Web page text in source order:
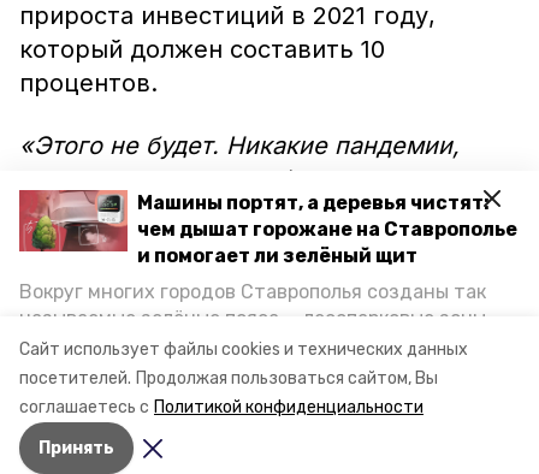
Сайт использует файлы cookies и технических данных
посетителей. Продолжая пользоваться сайтом, Вы
соглашаетесь с Политикой конфиденциальности
Принять
Машины портят, а деревья чистят:
чем дышат горожане на Ставрополье
и помогает ли зелёный щит
Вокруг многих городов Ставрополья созданы так
называемые зелёные пояса — лесопарковые зоны,
снижающие негативное воздействие выхлопных
газов на атмосферу. Справляются ли они с
постоянно растущим потоком автотранспорта и
каким воздухом дышат жители края, узнала
корреспондент «Победы26».
прироста инвестиций в 2021 году,
который должен составить 10
процентов.
«Этого не будет. Никакие пандемии,
ничто другое не освобождает нас от
ответственности за развитие наших
территорий. На будущий год сохранится
план 10-процентного увеличения», –
отметил глава региона.
Авторы: Мила Гень